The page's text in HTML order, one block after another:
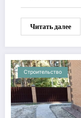
Читать далее
Строительство